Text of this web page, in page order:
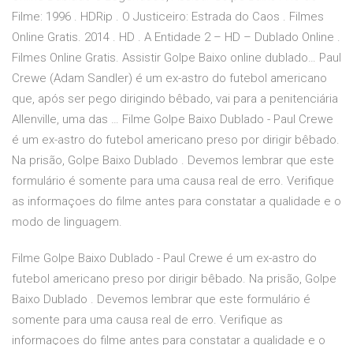
Filme: 1996 . HDRip . O Justiceiro: Estrada do Caos . Filmes
Online Gratis. 2014 . HD . A Entidade 2 – HD – Dublado Online .
Filmes Online Gratis. Assistir Golpe Baixo online dublado… Paul
Crewe (Adam Sandler) é um ex-astro do futebol americano
que, após ser pego dirigindo bêbado, vai para a penitenciária
Allenville, uma das … Filme Golpe Baixo Dublado - Paul Crewe
é um ex-astro do futebol americano preso por dirigir bêbado.
Na prisão, Golpe Baixo Dublado . Devemos lembrar que este
formulário é somente para uma causa real de erro. Verifique
as informaçoes do filme antes para constatar a qualidade e o
modo de linguagem.
Filme Golpe Baixo Dublado - Paul Crewe é um ex-astro do
futebol americano preso por dirigir bêbado. Na prisão, Golpe
Baixo Dublado . Devemos lembrar que este formulário é
somente para uma causa real de erro. Verifique as
informaçoes do filme antes para constatar a qualidade e o